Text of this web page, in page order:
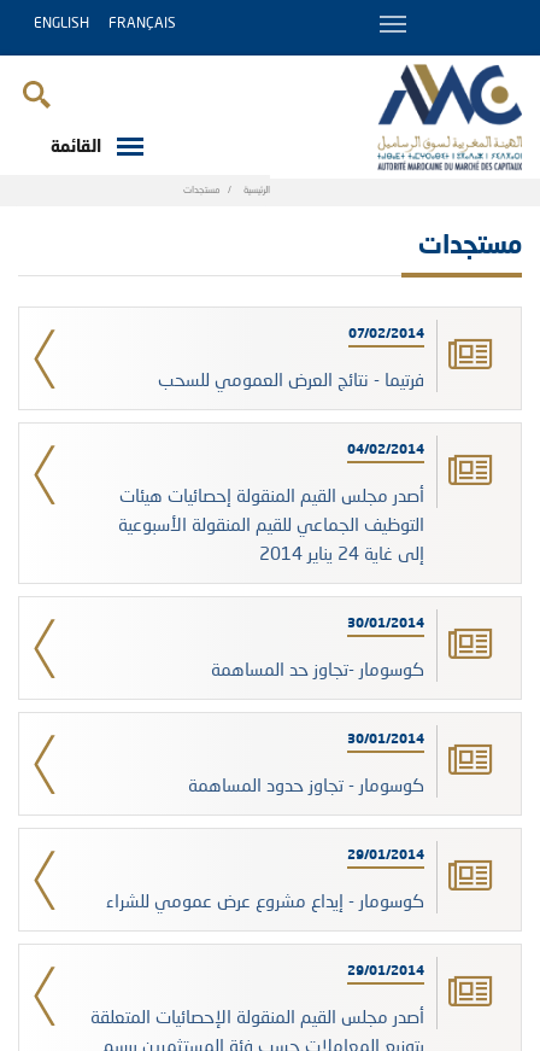
FRANÇAIS
ENGLISH
القائمة
الرئيسية مستجدات
مستجدات
07/02/2014
فرتيما - نتائج العرض العمومي للسحب
04/02/2014
أصدر مجلس القيم المنقولة إحصائيات هيئات
التوظيف الجماعي للقيم المنقولة الأسبوعية
إلى غاية 24 يناير 2014
30/01/2014
كوسومار -تجاوز حد المساهمة
30/01/2014
كوسومار - تجاوز حدود المساهمة
29/01/2014
كوسومار - إيداع مشروع عرض عمومي للشراء
29/01/2014
أصدر مجلس القيم المنقولة الإحصائيات المتعلقة